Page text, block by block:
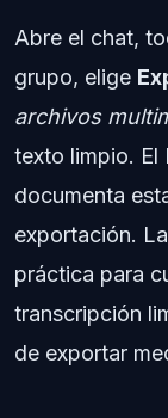
Abre el chat,
grupo, elige
archivos
texto limpio. El
documenta
exportación.
práctica para
transcripción
de exportar